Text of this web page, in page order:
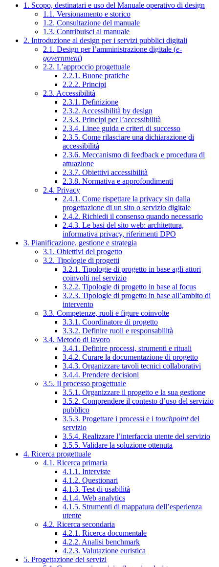
1. Scopo, destinatari e uso del Manuale operativo di design
1.1. Versionamento e storico
1.2. Consultazione del manuale
1.3. Contribuisci al manuale
2. Introduzione al design per i servizi pubblici digitali
2.1. Design per l’amministrazione digitale (e-
government)
2.2. L’approccio progettuale
2.2.1. Buone pratiche
2.2.2. Principi
2.3. Accessibilità
2.3.1. Definizione
2.3.2. Accessibilità by design
2.3.3. Principi per l’accessibilità
2.3.4. Linee guida e criteri di successo
2.3.5. Come rilasciare una dichiarazione di
accessibilità
2.3.6. Meccanismo di feedback e procedura di
attuazione
2.3.7. Obiettivi accessibilità
2.3.8. Normativa e approfondimenti
2.4. Privacy
2.4.1. Come rispettare la privacy sin dalla
progettazione di un sito o servizio digitale
2.4.2. Richiedi il consenso quando necessario
2.4.3. Le basi del sito web: architettura,
informativa privacy, riferimenti DPO
3. Pianificazione, gestione e strategia
3.1. Obiettivi del progetto
3.2. Tipologie di progetti
3.2.1. Tipologie di progetto in base agli attori
coinvolti nel servizio
3.2.2. Tipologie di progetto in base al focus
3.2.3. Tipologie di progetto in base all’ambito di
intervento
3.3. Competenze, ruoli e figure coinvolte
3.3.1. Coordinatore di progetto
3.3.2. Definire ruoli e responsabilità
3.4. Metodo di lavoro
3.4.1. Definire processi, strumenti e rituali
3.4.2. Curare la documentazione di progetto
3.4.3. Organizzare tavoli tecnici collaborativi
3.4.4. Prendere decisioni
3.5. Il processo progettuale
3.5.1. Organizzare il progetto e la sua gestione
3.5.2. Comprendere il contesto d’uso del servizio
pubblico
3.5.3. Progettare i processi e i touchpointdel
servizio
3.5.4. Realizzare l’interfaccia utente del servizio
3.5.5. Validare la soluzione ottenuta
4. Ricerca progettuale
4.1. Ricerca primaria
4.1.1. Interviste
4.1.2. Questionari
4.1.3. Test di usabilità
4.1.4. Web analytics
4.1.5. Strumenti di mappatura dell’esperienza
utente
4.2. Ricerca secondaria
4.2.1. Ricerca documentale
4.2.2. Analisi benchmark
4.2.3. Valutazione euristica
5. Progettazione dei servizi